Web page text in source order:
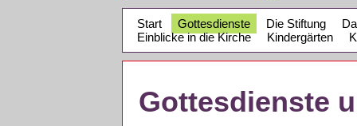
Start Gottesdienste Die Stiftung
Einblicke in die Kirche
Kindergärten
Gottesdienste